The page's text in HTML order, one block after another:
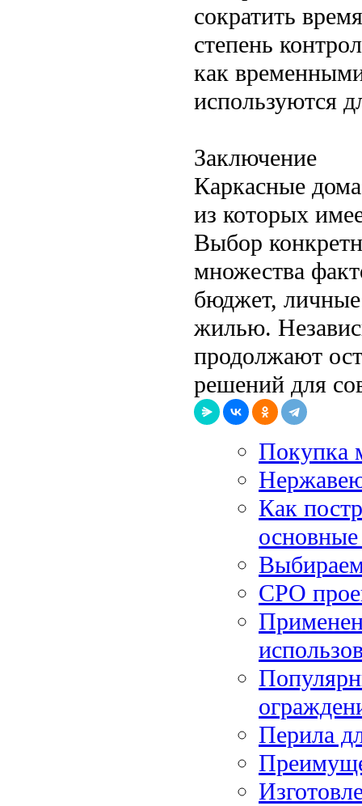
сократить
степень
как
используются
Заключение
Каркасные
из которых
Выбор
множества
бюджет,
жилью.
продолжают
решений для
Покупка
Как
СРО
Перила